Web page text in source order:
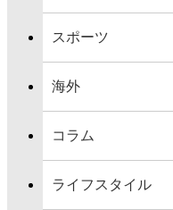
スポーツ
海外
コラム
ライフスタイル